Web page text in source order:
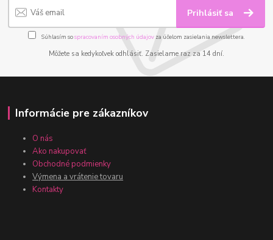
Prihlásiť sa
Súhlasím sospracovaním osobných údajov za účelom zasielania newslettera.
Môžete sa kedykoľvek odhlásiť. Zasielame raz za 14 dní.
Informácie pre zákazníkov
O nás
Ako nakupovať
Obchodné podmienky
Výmena a vrátenie tovaru
Kontakty